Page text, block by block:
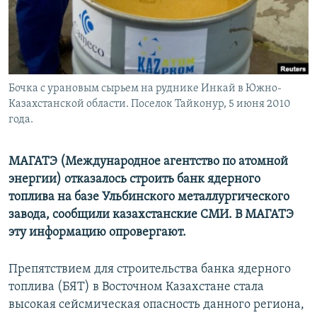
Бочка с урановым сырьем на руднике Инкай в Южно-
Казахстанской области. Поселок Тайконур, 5 июня 2010
года.
МАГАТЭ (Международное агентство по атомной
энергии) отказалось строить банк ядерного
топлива на базе Ульбинского металлургического
завода, сообщили казахстанские СМИ. В МАГАТЭ
эту информацию опровергают.
Препятствием для строительства банка ядерного
топлива (БЯТ) в Восточном Казахстане стала
высокая сейсмическая опасность данного региона,